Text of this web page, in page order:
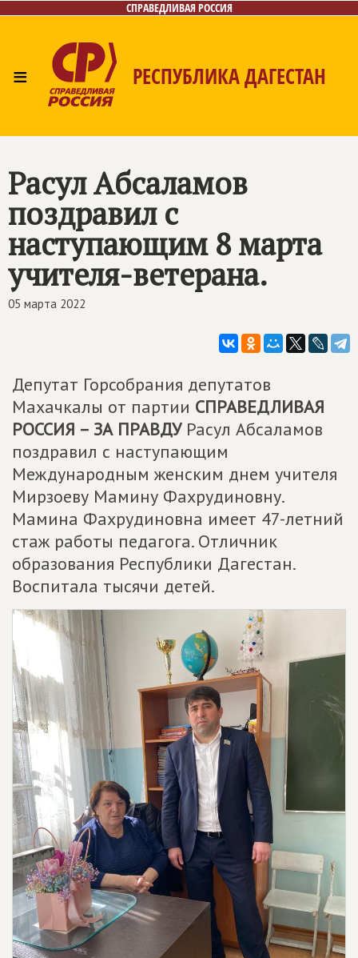
СПРАВЕДЛИВАЯ РОССИЯ
≡ РЕСПУБЛИКА ДАГЕСТАН
Расул Абсаламов
поздравил с
наступающим 8 марта
учителя-ветерана.
05 марта 2022
Депутат Горсобрания депутатов
Махачкалы от партии СПРАВЕДЛИВАЯ
РОССИЯ – ЗА ПРАВДУРасул Абсаламов
поздравил с наступающим
Международным женским днем учителя
Мирзоеву Мамину Фахрудиновну.
Мамина Фахрудиновна имеет 47-летний
стаж работы педагога. Отличник
образования Республики Дагестан.
Воспитала тысячи детей.